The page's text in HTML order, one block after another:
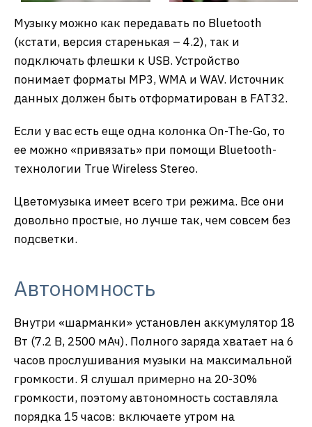
Музыку можно как передавать по Bluetooth
(кстати, версия старенькая – 4.2), так и
подключать флешки к USB. Устройство
понимает форматы MP3, WMA и WAV. Источник
данных должен быть отформатирован в FAT32.
Если у вас есть еще одна колонка On-The-Go, то
ее можно «привязать» при помощи Bluetooth-
технологии True Wireless Stereo.
Цветомузыка имеет всего три режима. Все они
довольно простые, но лучше так, чем совсем без
подсветки.
Автономность
Внутри «шарманки» установлен аккумулятор 18
Вт (7.2 В, 2500 мАч). Полного заряда хватает на 6
часов прослушивания музыки на максимальной
громкости. Я слушал примерно на 20-30%
громкости, поэтому автономность составляла
порядка 15 часов: включаете утром на